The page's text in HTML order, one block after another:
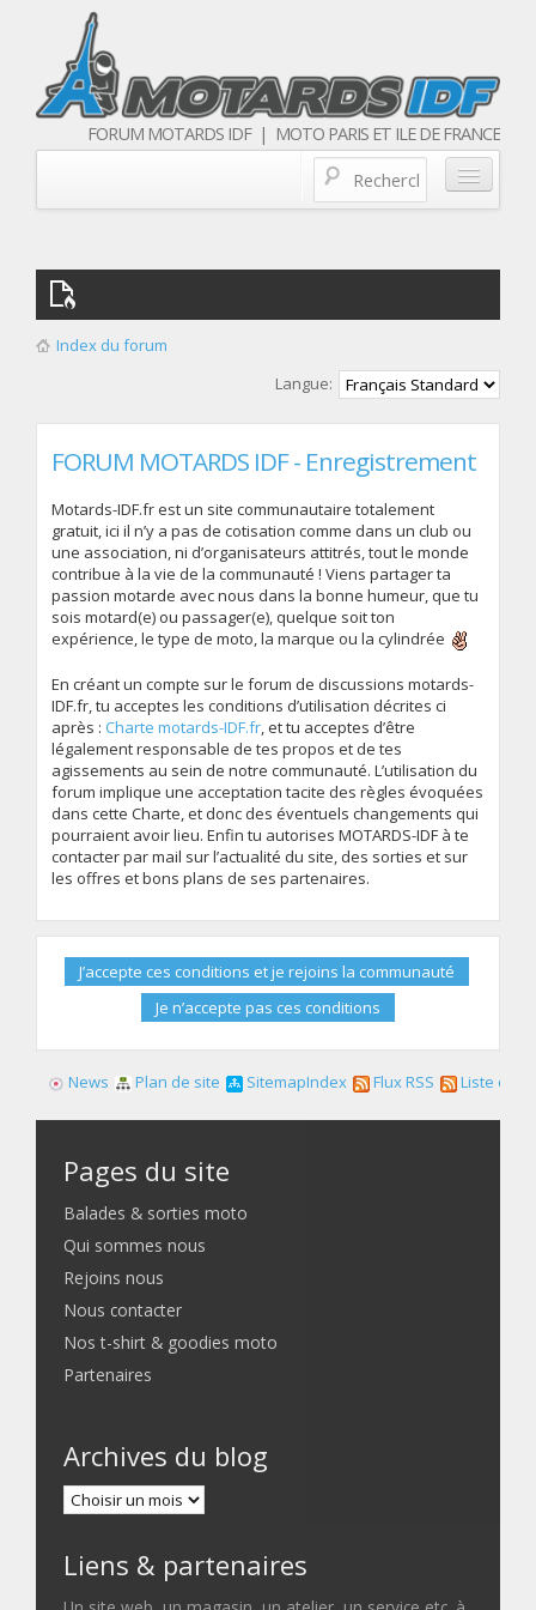
FORUM MOTARDS IDF | MOTO PARIS ET ILE DE FRANCE
Forum
Balades & sorties moto
Index du forum
Langue:
FORUM MOTARDS IDF - Enregistrement
Motards-IDF.fr est un site communautaire totalement
gratuit, ici il n’y a pas de cotisation comme dans un club ou
une association, ni d’organisateurs attitrés, tout le monde
contribue à la vie de la communauté ! Viens partager ta
passion motarde avec nous dans la bonne humeur, que tu
sois motard(e) ou passager(e), quelque soit ton
expérience, le type de moto, la marque ou la cylindrée
En créant un compte sur le forum de discussions motards-
IDF.fr, tu acceptes les conditions d’utilisation décrites ci
après : Charte motards-IDF.fr, et tu acceptes d’être
légalement responsable de tes propos et de tes
agissements au sein de notre communauté. L’utilisation du
forum implique une acceptation tacite des règles évoquées
dans cette Charte, et donc des éventuels changements qui
pourraient avoir lieu. Enfin tu autorises MOTARDS-IDF à te
contacter par mail sur l’actualité du site, des sorties et sur
les offres et bons plans de ses partenaires.
News Plan de site SitemapIndex Flux RSS Liste des
Pages du site
Balades & sorties moto
Qui sommes nous
Rejoins nous
Nous contacter
Nos t-shirt & goodies moto
Partenaires
Archives du blog
Liens & partenaires